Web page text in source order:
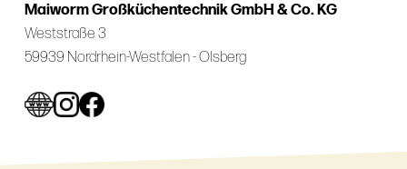
Maiworm Großküchentechnik GmbH & Co. KG
Weststraße 3
59939 Nordrhein-Westfalen - Olsberg